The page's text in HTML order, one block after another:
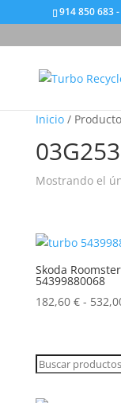
914 850 683
Inicio/
Mostrando el
Skoda
54399880068
182,60 € -
Buscar